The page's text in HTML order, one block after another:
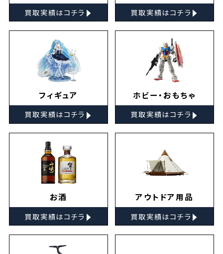
買取実績はコチラ ▸ 買取実績はコチラ ▸
フィギュア
買取実績はコチラ ▸
ホビー・おもちゃ
買取実績はコチラ ▸
お酒
買取実績はコチラ ▸
アウトドア用品
買取実績はコチラ ▸